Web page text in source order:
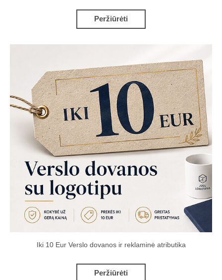
Peržiūrėti
Iki 10 Eur Verslo dovanos ir reklaminė atributika
Peržiūrėti